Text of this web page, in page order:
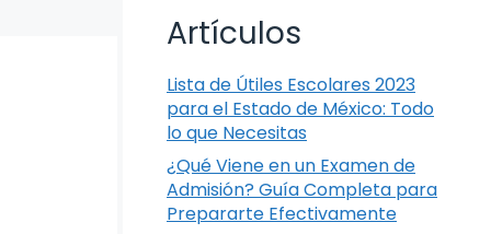
Artículos
Lista de Útiles Escolares 2023
para el Estado de México: Todo
lo que Necesitas
¿Qué Viene en un Examen de
Admisión? Guía Completa para
Prepararte Efectivamente